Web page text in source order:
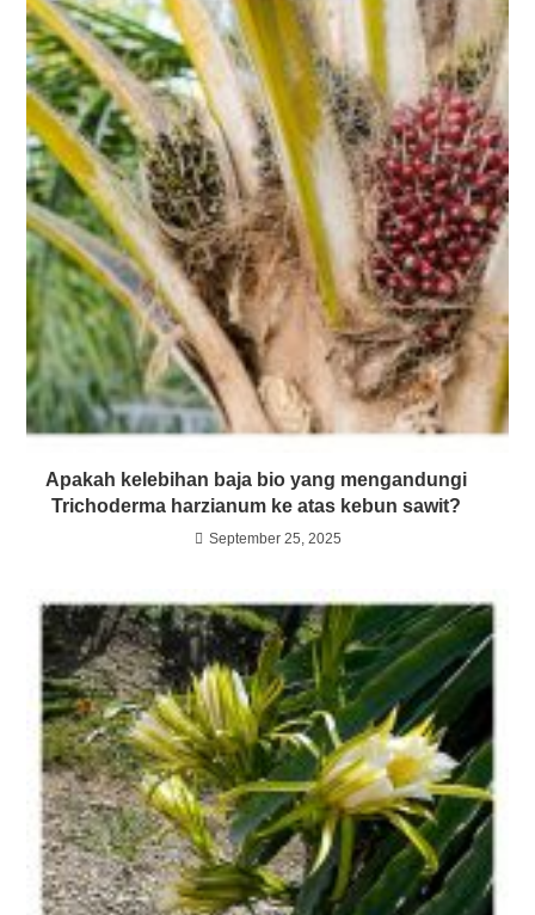
Apakah kelebihan baja bio yang mengandungi
Trichoderma harzianum ke atas kebun sawit?
September 25, 2025